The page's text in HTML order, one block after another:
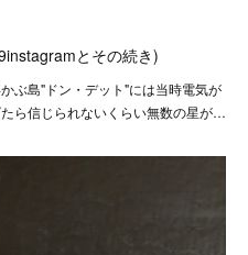
とその続き)
ぶ島"ドン・デット"には当時電気が
ら信じられないくらい無数の星が…